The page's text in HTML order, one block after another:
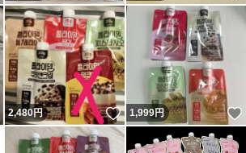
いいね！
2,480円 いいね！
1,999円